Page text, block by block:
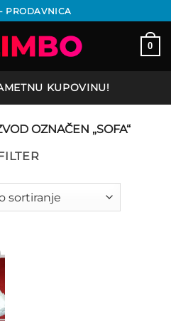
PRODAVNICA
0
KUPOVINU!
OZNAČEN „SOFA“